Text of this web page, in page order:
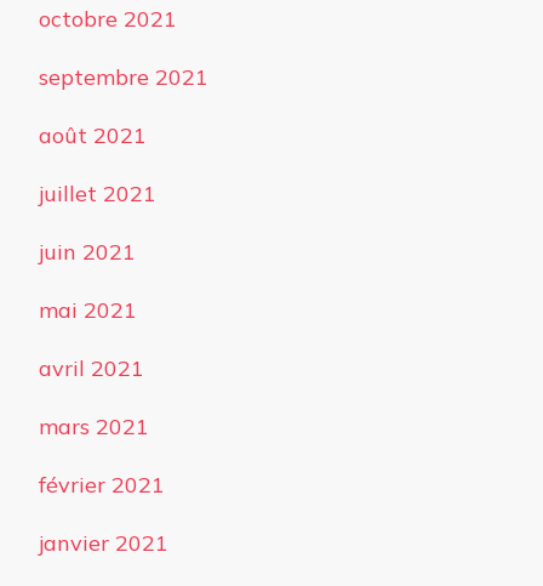
octobre 2021
septembre 2021
août 2021
juillet 2021
juin 2021
mai 2021
avril 2021
mars 2021
février 2021
janvier 2021